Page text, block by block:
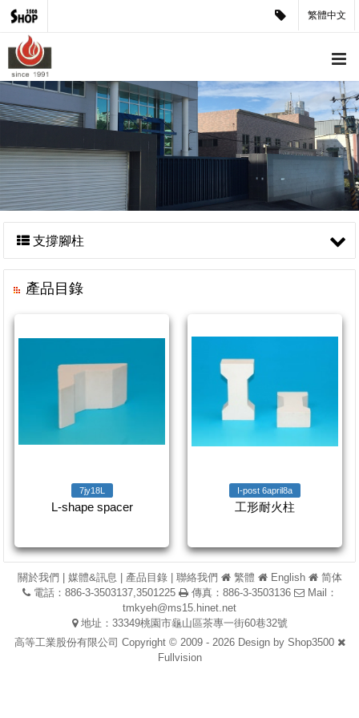
繁體中文
支撐腳柱
產品目錄
7jy18L
L-shape spacer
I-post 6april8a
工形耐火柱
關於我們 媒體&訊息 產品目錄| 聯絡我們 繁體 English
简体
電話：886-3-3503137,3501225
傳真：886-3-3503136
Mail：
tmkyeh@ms15.hinet.net
地址：33349桃園市龜山區茶專一街60巷32號
高等工業股份有限公司 Copyright © 2009 - 2026 Design by Shop3500
Fullvision